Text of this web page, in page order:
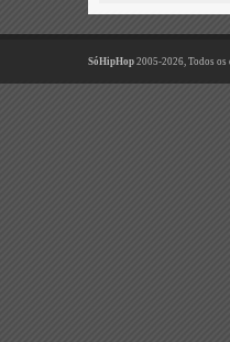
SóHipHop 2005-2026, Todos os